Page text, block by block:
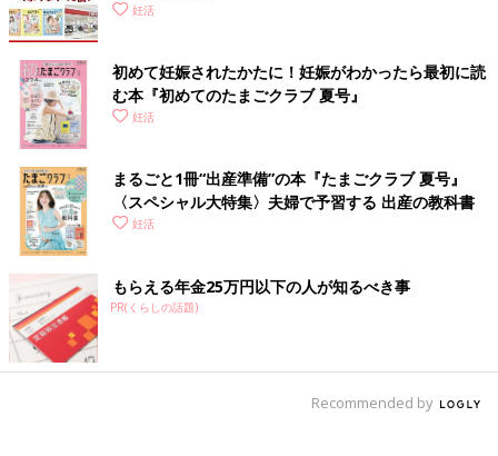
妊活
初めて妊娠されたかたに！妊娠がわかったら最初に読
む本『初めてのたまごクラブ 夏号』
妊活
まるごと1冊“出産準備”の本『たまごクラブ 夏号』
〈スペシャル大特集〉夫婦で予習する 出産の教科書
妊活
もらえる年金25万円以下の人が知るべき事
PR(くらしの話題)
Recommended by